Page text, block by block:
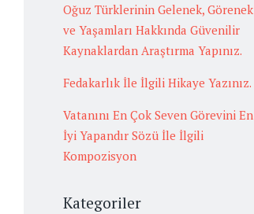
Oğuz Türklerinin Gelenek, Görenek
ve Yaşamları Hakkında Güvenilir
Kaynaklardan Araştırma Yapınız.
Fedakarlık İle İlgili Hikaye Yazınız.
Vatanını En Çok Seven Görevini En
İyi Yapandır Sözü İle İlgili
Kompozisyon
Kategoriler